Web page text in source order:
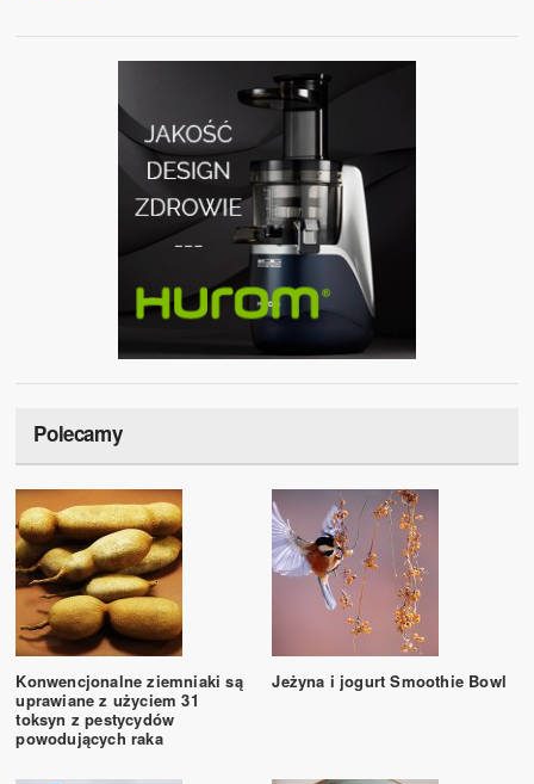
Polecamy
Konwencjonalne ziemniaki są
uprawiane z użyciem 31
toksyn z pestycydów
powodujących raka
Jeżyna i jogurt Smoothie Bowl